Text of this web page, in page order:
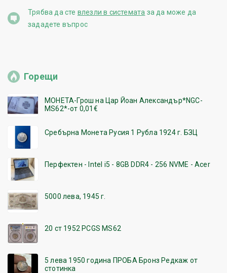
Трябва да сте влезли в системата за да може да
зададете въпрос
Горещи
МОНЕТА-Грош на Цар Йоан Александър*NGC-
MS62*-от 0,01€
Сребърна Монета Русия 1 Рубла 1924 г. БЗЦ
Перфектен - Intel i5 - 8GB DDR4 - 256 NVME - Acer
5000 лева, 1945 г.
20 ст 1952 PCGS MS62
5 лева 1950 година ПРОБА Бронз Редкаж от
стотинка